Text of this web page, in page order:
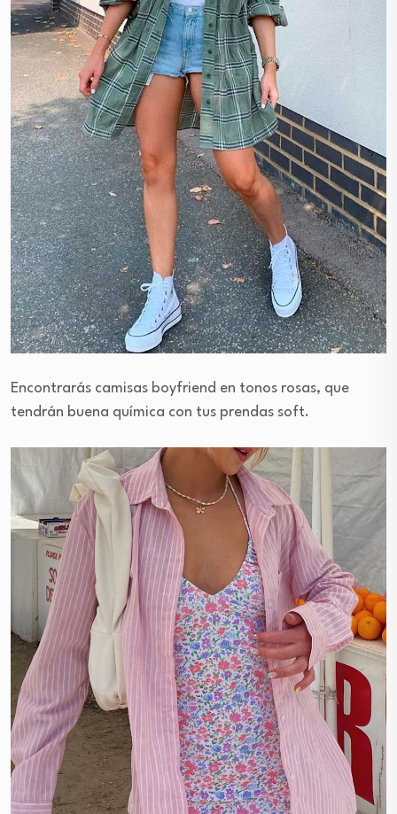
Encontrarás camisas boyfriend en tonos rosas, que
tendrán buena química con tus prendas soft.